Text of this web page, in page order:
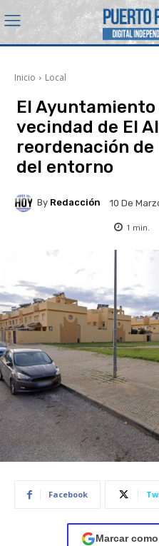
Inicio Local
El
vecindad de El
reordenación de
del entorno
By Redacción 10 De
1 min.
Facebook
Marcar